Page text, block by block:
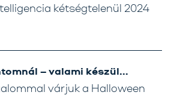
kétségtelenül 2024
– valami készül…
várjuk a Halloween